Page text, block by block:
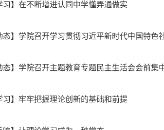
习】在不断增进认同中学懂弄通做实
态】学院召开学习贯彻习近平新时代中国特
态】学院召开主题教育专题民主生活会会前
习】牢牢把握理论创新的基础和前提